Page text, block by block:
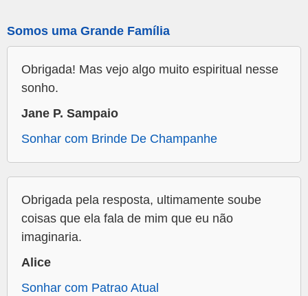
Somos uma Grande Família
Obrigada! Mas vejo algo muito espiritual nesse
sonho.
Jane P. Sampaio
Sonhar com Brinde De Champanhe
Obrigada pela resposta, ultimamente soube
coisas que ela fala de mim que eu não
imaginaria.
Alice
Sonhar com Patrao Atual